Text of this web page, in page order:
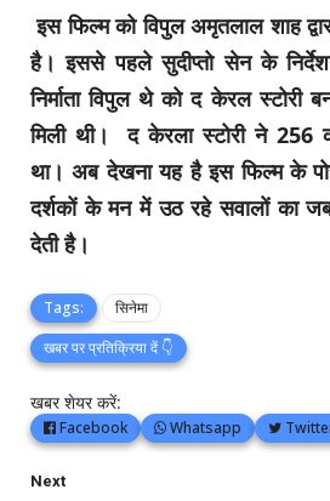
इस फिल्म को विपुल अमृतलाल शाह
है। इससे पहले सुदीप्तो सेन के
निर्माता विपुल थे को द केरल स्टोरी
मिली थी। द केरला स्टोरी ने 256
था। अब देखना यह है इस फिल्म के
दर्शकों के मन में उठ रहे सवालों का
देती है।
Tags:
सिनेमा
खबर पर प्रतिक्रिया दें 👇
खबर शेयर करें:
Facebook Whatsapp
Next